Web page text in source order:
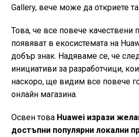
Gallery, вече може да откриете
Това, че все повече качествени
появяват в екосистемата на
добър знак. Надяваме се, че
инициативи за разработчици,
наскоро, ще видим все повече
онлайн магазина.
Освен това Huawei изрази
достъпни популярни локални